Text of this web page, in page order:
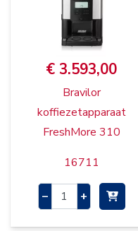
€ 3.593,00
Bravilor
koffiezetapparaat
FreshMore 310
16711
– +